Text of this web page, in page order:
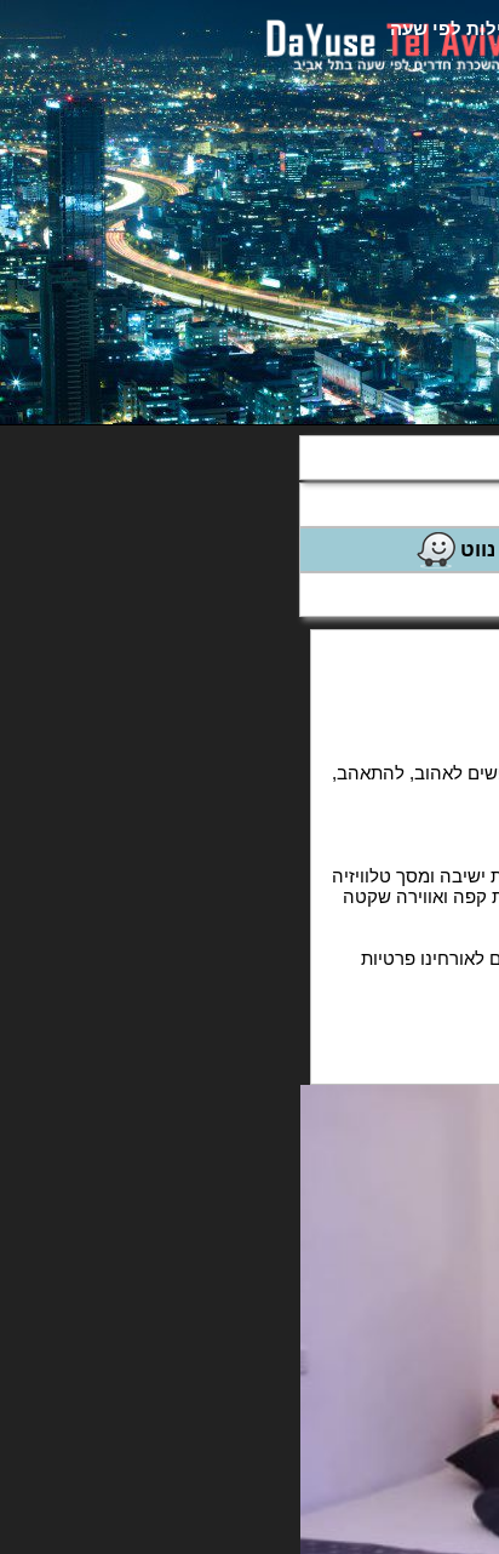
לפי שעה
נווט
לאהוב, להתאהב,
ומסך טלוויזיה
קפה ואווירה שקטה
פרטיות